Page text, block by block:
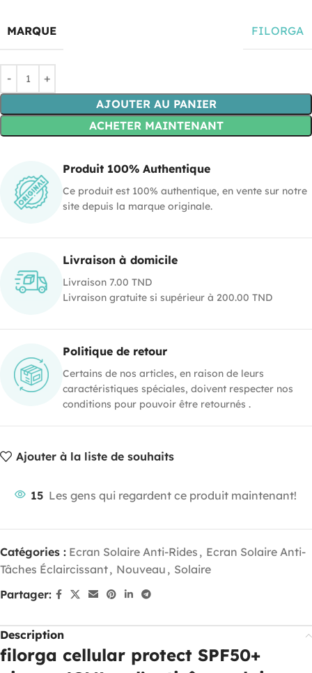
MARQUE FILORGA
AJOUTER AU PANIER
ACHETER MAINTENANT
Produit 100% Authentique
Ce produit est 100% authentique, en vente sur notre
site depuis la marque originale.
Livraison à domicile
Livraison 7.00 TND
Livraison gratuite si supérieur à 200.00 TND
Politique de retour
Certains de nos articles, en raison de leurs
caractéristiques spéciales, doivent respecter nos
conditions pour pouvoir être retournés .
Ajouter à la liste de souhaits
15 Les gens qui regardent ce produit maintenant!
Catégories : Ecran Solaire Anti-Rides , Ecran Solaire Anti-
Tâches Éclaircissant, Nouveau , Solaire
Partager:
Description
filorga cellular protect SPF50+